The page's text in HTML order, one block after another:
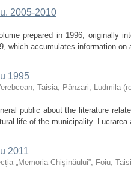
2005-2010
prepared in 1996, originally
which accumulates information
1995
Taisia; Pânzari, Ludmila
public about the literature
life of the municipality. Lucrarea
2011
„Memoria Chişinăului”; Foiu,